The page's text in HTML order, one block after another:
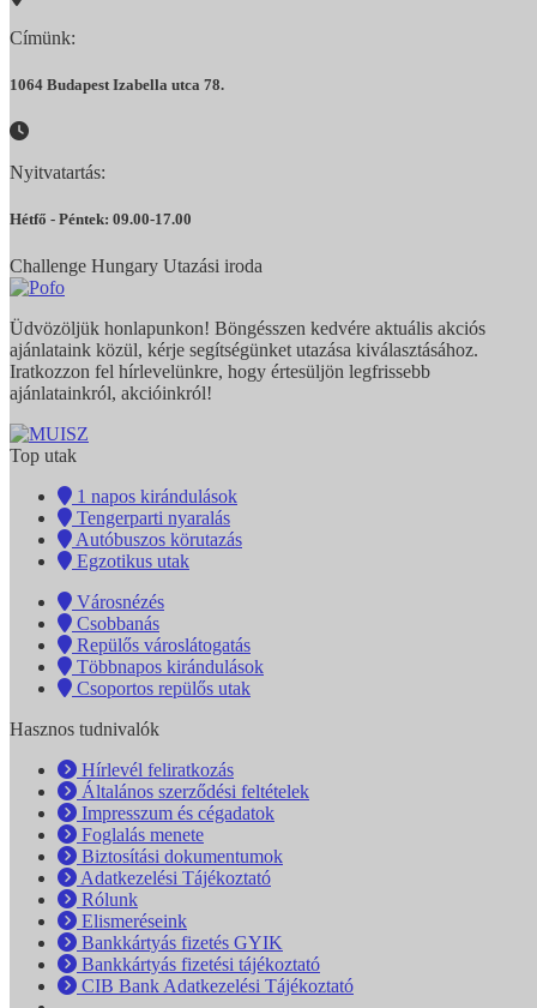
Címünk:
1064 Budapest Izabella utca 78.
Nyitvatartás:
Hétfő - Péntek: 09.00-17.00
Challenge Hungary Utazási iroda
Üdvözöljük honlapunkon! Böngésszen kedvére aktuális akciós
ajánlataink közül, kérje segítségünket utazása kiválasztásához.
Iratkozzon fel hírlevelünkre, hogy értesüljön legfrissebb
ajánlatainkról, akcióinkról!
Top utak
1 napos kirándulások
Tengerparti nyaralás
Autóbuszos körutazás
Egzotikus utak
Városnézés
Csobbanás
Repülős városlátogatás
Többnapos kirándulások
Csoportos repülős utak
Hasznos tudnivalók
Hírlevél feliratkozás
Általános szerződési feltételek
Impresszum és cégadatok
Foglalás menete
Biztosítási dokumentumok
Adatkezelési Tájékoztató
Rólunk
Elismeréseink
Bankkártyás fizetés GYIK
Bankkártyás fizetési tájékoztató
CIB Bank Adatkezelési Tájékoztató